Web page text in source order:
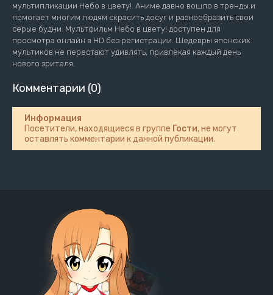
мультипликации Небо в цвету!. Аниме давно вошло в тренды и
помогает многим людям скрасить досуг и разнообразить свои
серые будни. Мультфильм Небо в цвету! доступен для
просмотра онлайн в HD без регистрации. Шедевры японских
мультиков не перестают удивлять, привлекая каждый день
нового зрителя.
Комментарии (0)
Информация
Посетители, находящиеся в группе Гости, не могут
оставлять комментарии к данной публикации.